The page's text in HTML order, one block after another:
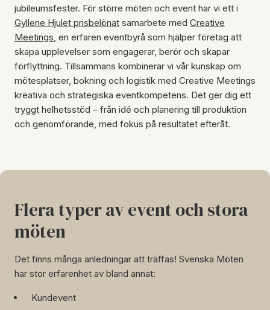
jubileumsfester. För större möten och event har vi ett i
Gyllene Hjulet prisbelönat samarbete med Creative
Meetings , en erfaren eventbyrå som hjälper företag att
skapa upplevelser som engagerar, berör och skapar
förflyttning. Tillsammans kombinerar vi vår kunskap om
mötesplatser, bokning och logistik med Creative Meetings
kreativa och strategiska eventkompetens. Det ger dig ett
tryggt helhetsstöd – från idé och planering till produktion
och genomförande, med fokus på resultatet efteråt.
Flera typer av event och stora
möten
Det finns många anledningar att träffas! Svenska Möten
har stor erfarenhet av bland annat:
Kundevent